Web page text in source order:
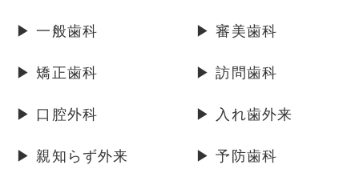
▶ 一般歯科 ▶ 審美歯科
▶ 矯正歯科 ▶ 訪問歯科
▶ 口腔外科 ▶ 入れ歯外来
▶ 親知らず外来 ▶ 予防歯科